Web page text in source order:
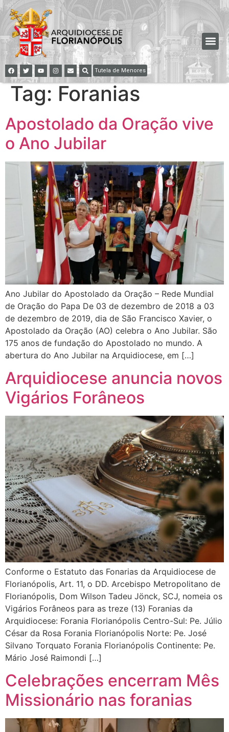
Tutela de Menores
Tag: Foranias
Apostolado da Oração vive
o Ano Jubilar
Ano Jubilar do Apostolado da Oração – Rede Mundial
de Oração do Papa De 03 de dezembro de 2018 a 03
de dezembro de 2019, dia de São Francisco Xavier, o
Apostolado da Oração (AO) celebra o Ano Jubilar. São
175 anos de fundação do Apostolado no mundo. A
abertura do Ano Jubilar na Arquidiocese, em […]
Arquidiocese anuncia novos
Vigários Forâneos
Conforme o Estatuto das Fonarias da Arquidiocese de
Florianópolis, Art. 11, o DD. Arcebispo Metropolitano de
Florianópolis, Dom Wilson Tadeu Jönck, SCJ, nomeia os
Vigários Forâneos para as treze (13) Foranias da
Arquidiocese: Forania Florianópolis Centro-Sul: Pe. Júlio
César da Rosa Forania Florianópolis Norte: Pe. José
Silvano Torquato Forania Florianópolis Continente: Pe.
Mário José Raimondi […]
Celebrações encerram Mês
Missionário nas foranias